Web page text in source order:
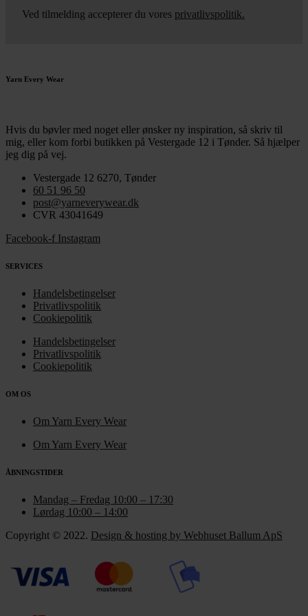
Ved tilmelding accepterer du vores privatlivspolitik.
Yarn Every Wear
Hvis du bøvler med noget eller ønsker ny inspiration, så skriv til
mig, eller kom forbi butikken på Vestergade 12 i Tønder. Så hjælper
jeg dig på vej.
Vestergade 12 6270, Tønder
60 51 96 50
post@yarneverywear.dk
CVR 43041649
Facebook-f Instagram
SERVICES
Handelsbetingelser
Privatlivspolitik
Cookiepolitik
Handelsbetingelser
Privatlivspolitik
Cookiepolitik
OM OS
Om Yarn Every Wear
Om Yarn Every Wear
ÅBNINGSTIDER
Mandag – Fredag 10:00 – 17:30
Lørdag 10:00 – 14:00
Copyright © 2022. Design & hosting by Webhuset Ballum ApS